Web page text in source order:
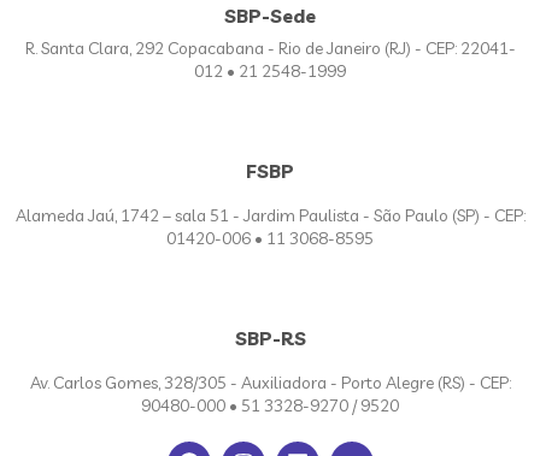
SBP-Sede
R. Santa Clara, 292 Copacabana - Rio de Janeiro (RJ) - CEP: 22041-
012 • 21 2548-1999
FSBP
Alameda Jaú, 1742 – sala 51 - Jardim Paulista - São Paulo (SP) - CEP:
01420-006 • 11 3068-8595
SBP-RS
Av. Carlos Gomes, 328/305 - Auxiliadora - Porto Alegre (RS) - CEP:
90480-000 • 51 3328-9270 / 9520